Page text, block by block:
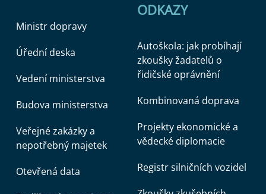
Ministr dopravy
Úřední deska
Vedení ministerstva
Budova ministerstva
Veřejné zakázky a
nepotřebný majetek
Otevřená data
ODKAZY
Autoškola: jak probíhají
zkoušky žadatelů o
řidičské oprávnění
Kombinovaná doprava
Projekty ekonomické a
vědecké diplomacie
Registr silničních vozidel